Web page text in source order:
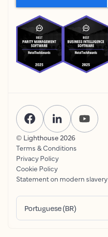
© Lighthouse 2026
Terms & Conditions
Privacy Policy
Cookie Policy
Statement on modern slavery
Portuguese (BR)